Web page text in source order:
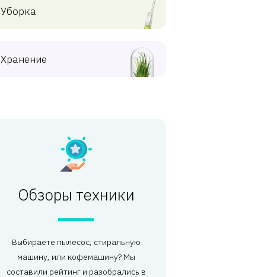
Уборка
Хранение
Обзоры техники
Выбираете пылесос, стиральную
машину, или кофемашину? Мы
составили рейтинг и разобрались в